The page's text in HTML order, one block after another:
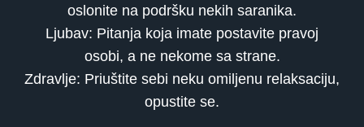
oslonite na podršku nekih saranika.
Ljubav: Pitanja koja imate postavite pravoj
osobi, a ne nekome sa strane.
Zdravlje: Priuštite sebi neku omiljenu relaksaciju,
opustite se.